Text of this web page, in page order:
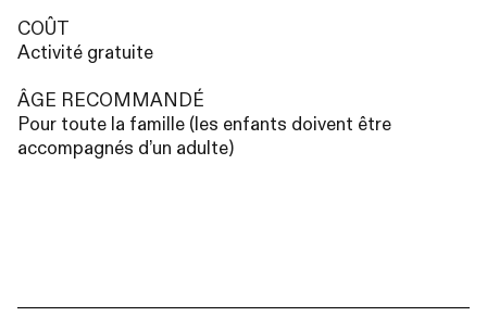
COÛT
Activité gratuite
ÂGE RECOMMANDÉ
Pour toute la famille (les enfants doivent être
accompagnés d’un adulte)